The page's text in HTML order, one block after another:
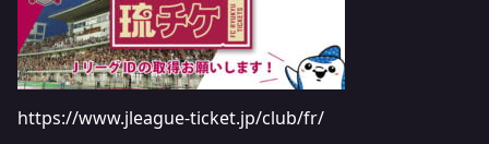
https://www.jleague-ticket.jp/club/fr/